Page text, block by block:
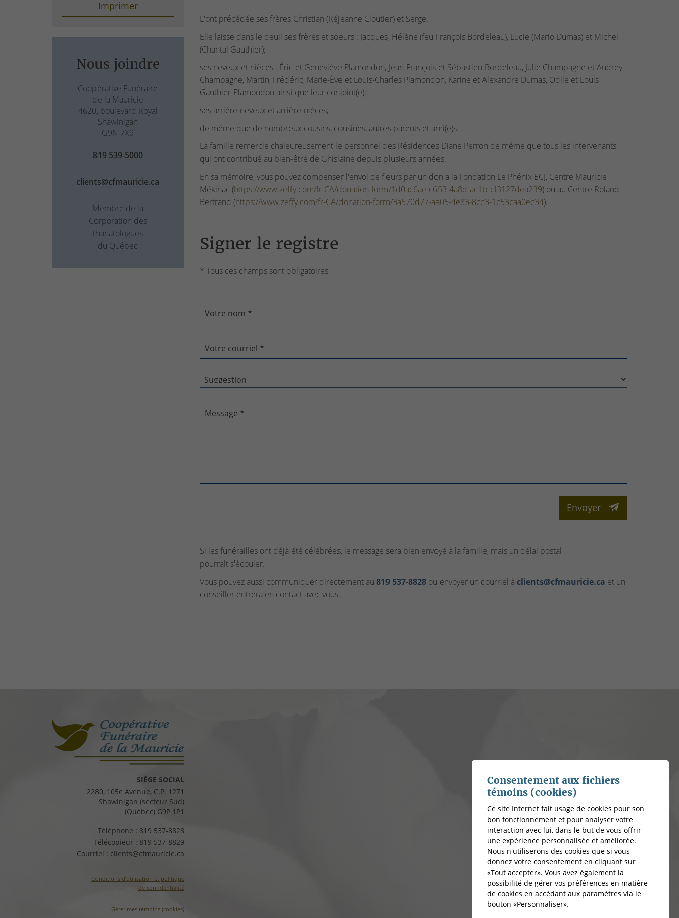
Imprimer
Nous joindre
Coopérative Funéraire
de la Mauricie
4620, boulevard Royal
Shawinigan
G9N 7X9
819 539-5000
clients@cfmauricie.ca
Membre de la
Corporation des
thanatologues
du Québec
L'ont précédée ses frères Christian (Réjeanne Cloutier) et Serge.
Elle laisse dans le deuil ses frères et soeurs : Jacques, Hélène (feu François Bordeleau), Lucie (Mario Dumas) et Michel
(Chantal Gauthier);
ses neveux et nièces : Éric et Geneviève Plamondon, Jean-François et Sébastien Bordeleau, Julie Champagne et Audrey
Champagne, Martin, Frédéric, Marie-Ève et Louis-Charles Plamondon, Karine et Alexandre Dumas, Odile et Louis
Gauthier-Plamondon ainsi que leur conjoint(e);
ses arrière-neveux et arrière-nièces;
de même que de nombreux cousins, cousines, autres parents et ami(e)s.
La famille remercie chaleureusement le personnel des Résidences Diane Perron de même que tous les intervenants
qui ont contribué au bien-être de Ghislaine depuis plusieurs années.
En sa mémoire, vous pouvez compenser l'envoi de fleurs par un don a la Fondation Le Phénix ECJ, Centre Mauricie
Mékinac (https://www.zeffy.com/fr-CA/donation-form/1d0ac6ae-c653-4a8d-ac1b-cf3127dea239) ou au Centre Roland
Bertrand (https://www.zeffy.com/fr-CA/donation-form/3a570d77-aa05-4e83-8cc3-1c53caa0ec34).
Signer le registre
* Tous ces champs sont obligatoires
Votre nom *
Votre courriel *
Message *
Envoyer
Si les funérailles ont déjà été célébrées, le message sera bien envoyé à la famille, mais un délai postal
pourrait s'écouler.
Vous pouvez aussi communiquer directement au 819 537‑8828ou envoyer un courriel à clients@cfmauricie.ca et un
conseiller entrera en contact avec vous.
SIÈGE SOCIAL
2280, 105e Avenue, C.P. 1271
Shawinigan (secteur Sud)
(Québec) G9P 1P1
Téléphone : 819 537-8828
Télécopieur : 819 537-8829
Courriel : clients@cfmauricie.ca
Conditions d’utilisation et politique
de confidentialité
Gérer mes témoins (cookies)
Consentement aux fichiers
témoins (cookies)
Ce site Internet fait usage de cookies pour son
bon fonctionnement et pour analyser votre
interaction avec lui, dans le but de vous offrir
une expérience personnalisée et améliorée.
Nous n'utiliserons des cookies que si vous
donnez votre consentement en cliquant sur
«Tout accepter». Vous avez également la
possibilité de gérer vos préférences en matière
de cookies en accédant aux paramètres via le
bouton «Personnaliser».